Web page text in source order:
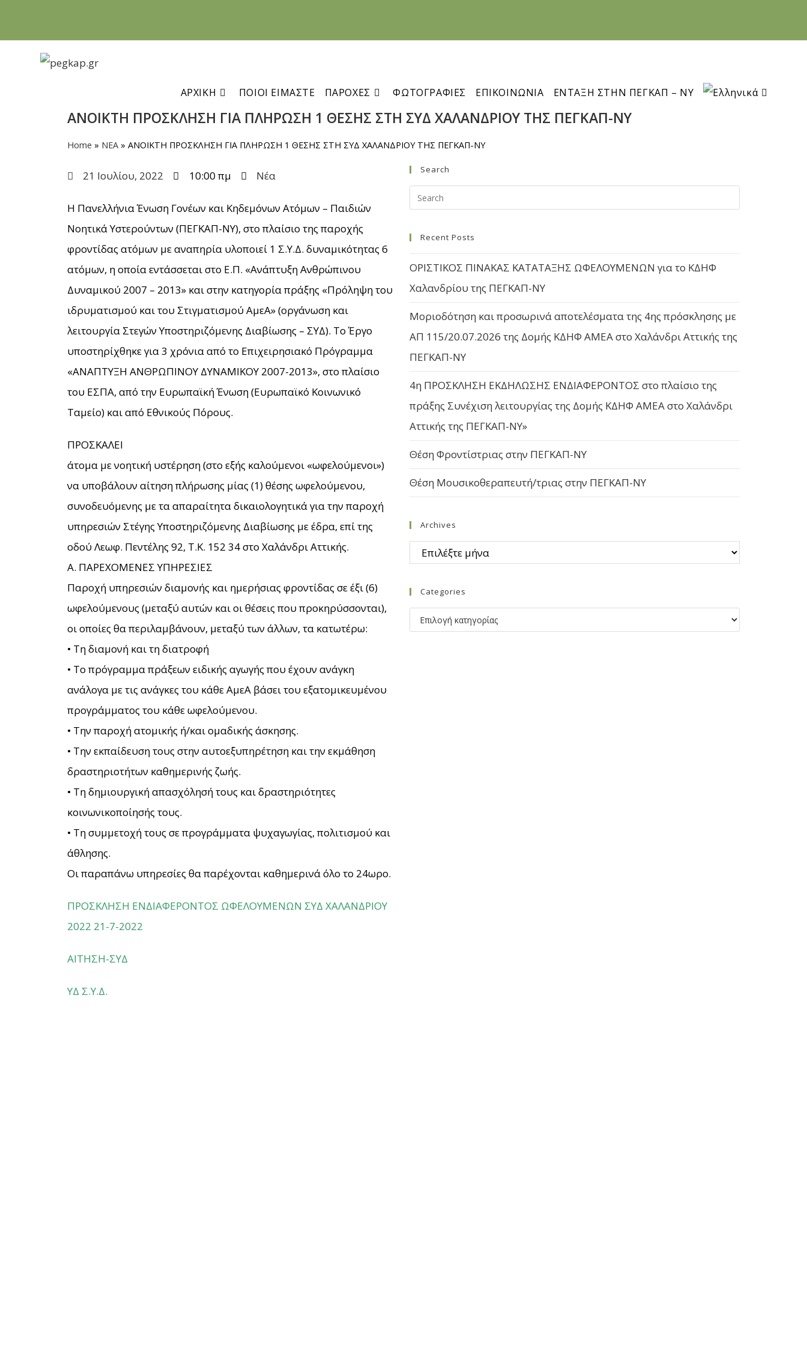
ΑΡΧΙΚΗ ΠΟΙΟΙ ΕΙΜΑΣΤΕ ΠΑΡΟΧΕΣ ΦΩΤΟΓΡΑΦΙΕΣ ΕΠΙΚΟΙΝΩΝΙΑ ΕΝΤΑΞΗ ΣΤΗΝ ΠΕΓΚΑΠ – ΝΥ
ΑΝΟΙΚΤΗ ΠΡΟΣΚΛΗΣΗ ΓΙΑ ΠΛΗΡΩΣΗ 1 ΘΕΣΗΣ ΣΤΗ ΣΥΔ ΧΑΛΑΝΔΡΙΟΥ ΤΗΣ ΠΕΓΚΑΠ-ΝΥ
Home » ΝΕΑ » ΑΝΟΙΚΤΗ ΠΡΟΣΚΛΗΣΗ ΓΙΑ ΠΛΗΡΩΣΗ 1 ΘΕΣΗΣ ΣΤΗ ΣΥΔ ΧΑΛΑΝΔΡΙΟΥ ΤΗΣ ΠΕΓΚΑΠ-ΝΥ
21 Ιουλίου, 2022 10:00 πμ Νέα
Η Πανελλήνια Ένωση Γονέων και Κηδεμόνων Ατόμων – Παιδιών
Νοητικά Υστερούντων (ΠΕΓΚΑΠ-ΝΥ), στο πλαίσιο της παροχής
φροντίδας ατόμων με αναπηρία υλοποιεί 1 Σ.Υ.Δ. δυναμικότητας 6
ατόμων, η οποία εντάσσεται στο Ε.Π. «Ανάπτυξη Ανθρώπινου
Δυναμικού 2007 – 2013» και στην κατηγορία πράξης «Πρόληψη του
ιδρυματισμού και του Στιγματισμού ΑμεΑ» (οργάνωση και
λειτουργία Στεγών Υποστηριζόμενης Διαβίωσης – ΣΥΔ). Το Έργο
υποστηρίχθηκε για 3 χρόνια από το Επιχειρησιακό Πρόγραμμα
«ΑΝΑΠΤΥΞΗ ΑΝΘΡΩΠΙΝΟΥ ΔΥΝΑΜΙΚΟΥ 2007-2013», στο πλαίσιο
του ΕΣΠΑ, από την Ευρωπαϊκή Ένωση (Ευρωπαϊκό Κοινωνικό
Ταμείο) και από Εθνικούς Πόρους.
ΠΡΟΣΚΑΛΕΙ
άτομα με νοητική υστέρηση (στο εξής καλούμενοι «ωφελούμενοι»)
να υποβάλουν αίτηση πλήρωσης μίας (1) θέσης ωφελούμενου,
συνοδευόμενης με τα απαραίτητα δικαιολογητικά για την παροχή
υπηρεσιών Στέγης Υποστηριζόμενης Διαβίωσης με έδρα, επί της
οδού Λεωφ. Πεντέλης 92, Τ.Κ. 152 34 στο Χαλάνδρι Αττικής.
Α. ΠΑΡΕΧΟΜΕΝΕΣ ΥΠΗΡΕΣΙΕΣ
Παροχή υπηρεσιών διαμονής και ημερήσιας φροντίδας σε έξι (6)
ωφελούμενους (μεταξύ αυτών και οι θέσεις που προκηρύσσονται),
οι οποίες θα περιλαμβάνουν, μεταξύ των άλλων, τα κατωτέρω:
• Τη διαμονή και τη διατροφή
• Το πρόγραμμα πράξεων ειδικής αγωγής που έχουν ανάγκη
ανάλογα με τις ανάγκες του κάθε ΑμεΑ βάσει του εξατομικευμένου
προγράμματος του κάθε ωφελούμενου.
• Την παροχή ατομικής ή/και ομαδικής άσκησης.
• Την εκπαίδευση τους στην αυτοεξυπηρέτηση και την εκμάθηση
δραστηριοτήτων καθημερινής ζωής.
• Τη δημιουργική απασχόλησή τους και δραστηριότητες
κοινωνικοποίησής τους.
• Τη συμμετοχή τους σε προγράμματα ψυχαγωγίας, πολιτισμού και
άθλησης.
Οι παραπάνω υπηρεσίες θα παρέχονται καθημερινά όλο το 24ωρο.
ΠΡΟΣΚΛΗΣΗ ΕΝΔΙΑΦΕΡΟΝΤΟΣ ΩΦΕΛΟΥΜΕΝΩΝ ΣΥΔ ΧΑΛΑΝΔΡΙΟΥ
2022 21-7-2022
ΑΙΤΗΣΗ-ΣΥΔ
ΥΔ Σ.Υ.Δ.
Search
Recent Posts
ΟΡΙΣΤΙΚΟΣ ΠΙΝΑΚΑΣ ΚΑΤΑΤΑΞΗΣ ΩΦΕΛΟΥΜΕΝΩΝ για το ΚΔΗΦ
Χαλανδρίου της ΠΕΓΚΑΠ-ΝΥ
Μοριοδότηση και προσωρινά αποτελέσματα της 4ης πρόσκλησης με
ΑΠ 115/20.07.2026 της Δομής ΚΔΗΦ ΑΜΕΑ στο Χαλάνδρι Αττικής της
ΠΕΓΚΑΠ-ΝΥ
4η ΠΡΟΣΚΛΗΣΗ ΕΚΔΗΛΩΣΗΣ ΕΝΔΙΑΦΕΡΟΝΤΟΣ στο πλαίσιο της
πράξης Συνέχιση λειτουργίας της Δομής ΚΔΗΦ ΑΜΕΑ στο Χαλάνδρι
Αττικής της ΠΕΓΚΑΠ-ΝΥ»
Θέση Φροντίστριας στην ΠΕΓΚΑΠ-ΝΥ
Θέση Μουσικοθεραπευτή/τριας στην ΠΕΓΚΑΠ-ΝΥ
Archives
Categories